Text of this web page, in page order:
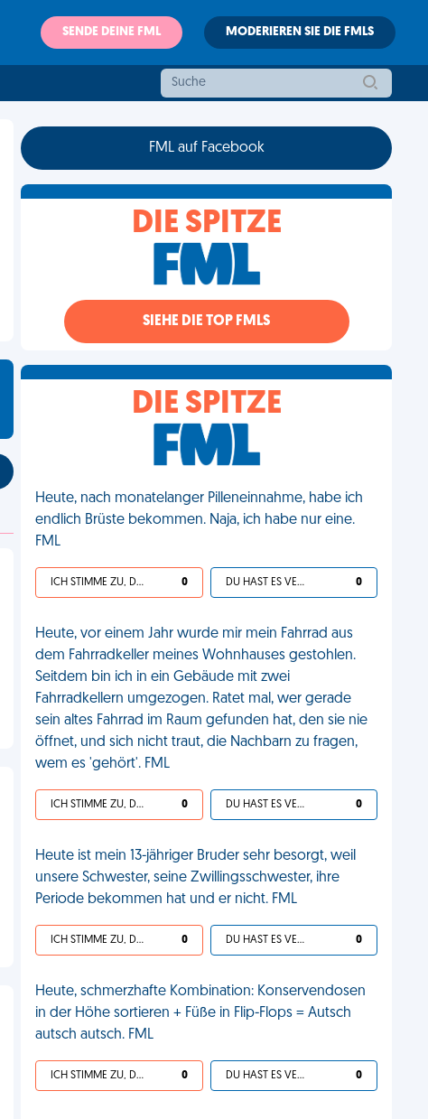
SENDE DEINE FML MODERIEREN SIE DIE FMLS
FML auf Facebook
DIE SPITZE
SIEHE DIE TOP FMLS
DIE SPITZE
Heute, nach monatelanger Pilleneinnahme, habe ich
endlich Brüste bekommen. Naja, ich habe nur eine.
FML
ICH STIMME ZU, DEIN LEBEN IST SCHEISSE 0 DU HAST ES VERDIENT 0
Heute, vor einem Jahr wurde mir mein Fahrrad aus
dem Fahrradkeller meines Wohnhauses gestohlen.
Seitdem bin ich in ein Gebäude mit zwei
Fahrradkellern umgezogen. Ratet mal, wer gerade
sein altes Fahrrad im Raum gefunden hat, den sie nie
öffnet, und sich nicht traut, die Nachbarn zu fragen,
wem es 'gehört'. FML
ICH STIMME ZU, DEIN LEBEN IST SCHEISSE 0 DU HAST ES VERDIENT 0
Heute ist mein 13-jähriger Bruder sehr besorgt, weil
unsere Schwester, seine Zwillingsschwester, ihre
Periode bekommen hat und er nicht. FML
ICH STIMME ZU, DEIN LEBEN IST SCHEISSE 0 DU HAST ES VERDIENT 0
Heute, schmerzhafte Kombination: Konservendosen
in der Höhe sortieren + Füße in Flip-Flops = Autsch
autsch autsch. FML
ICH STIMME ZU, DEIN LEBEN IST SCHEISSE 0 DU HAST ES VERDIENT 0